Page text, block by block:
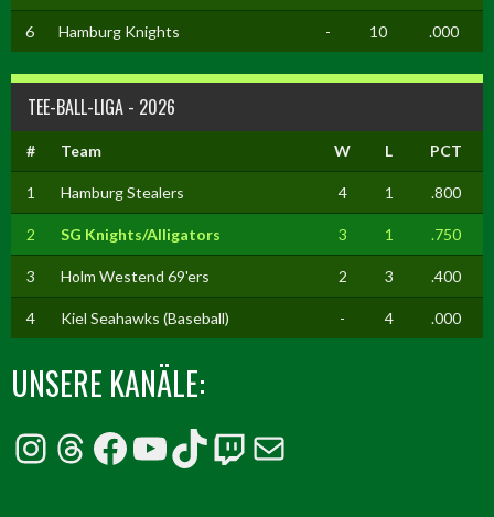
6 Hamburg Knights - 10 .000
TEE-BALL-LIGA - 2026
# Team W L PCT
1 Hamburg Stealers 4 1 .800
2 SG Knights/Alligators 3 1 .750
3 Holm Westend 69'ers 2 3 .400
4 Kiel Seahawks (Baseball) - 4 .000
UNSERE KANÄLE:
Instagram
Threads
Facebook
YouTube
TikTok
Twitch
E-Mail